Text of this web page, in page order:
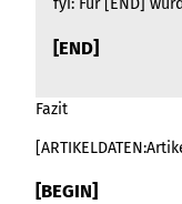
fyi: Für [END]
[END]
Fazit
[BEGIN]